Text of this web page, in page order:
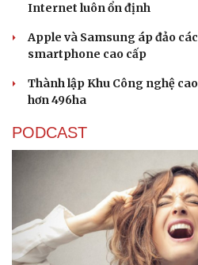
Internet luôn ổn định
Apple và Samsung áp đảo
smartphone cao cấp
Thành lập Khu Công nghệ
hơn 496ha
PODCAST